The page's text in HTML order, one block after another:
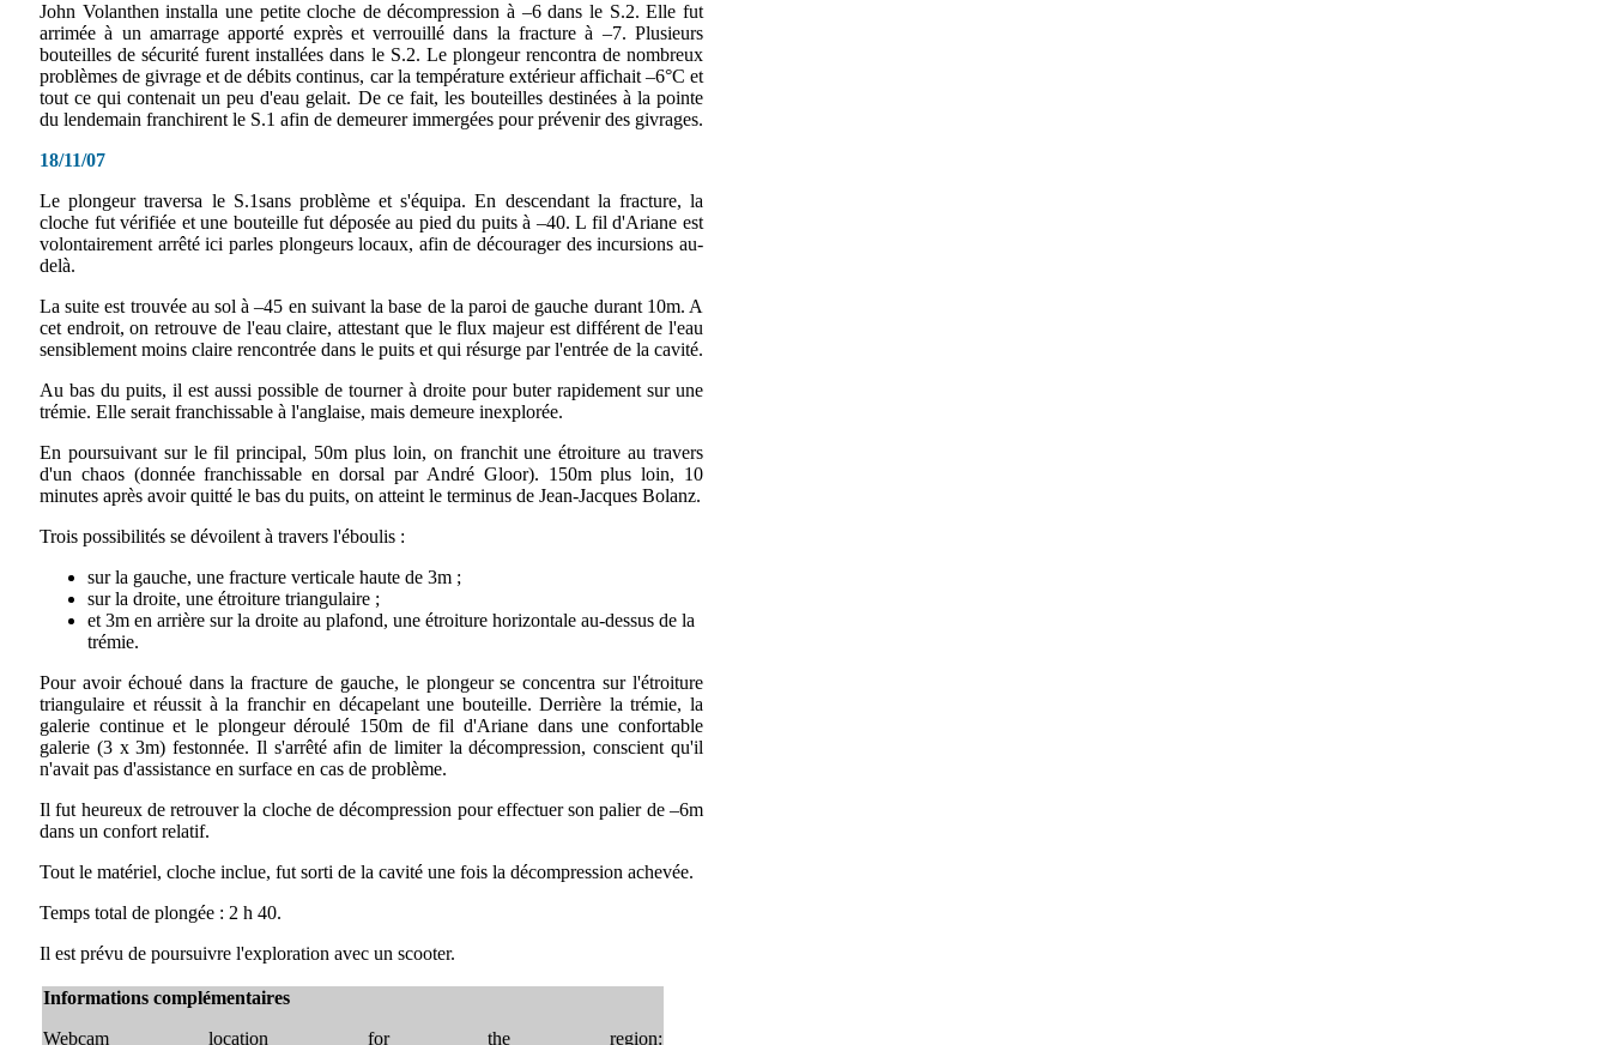
John Volanthen installa une petite cloche de décompression à –6 dans le S.2. Elle fut
arrimée à un amarrage apporté exprès et verrouillé dans la fracture à –7. Plusieurs
bouteilles de sécurité furent installées dans le S.2. Le plongeur rencontra de nombreux
problèmes de givrage et de débits continus, car la température extérieur affichait –6°C et
tout ce qui contenait un peu d'eau gelait. De ce fait, les bouteilles destinées à la pointe
du lendemain franchirent le S.1 afin de demeurer immergées pour prévenir des givrages.
18/11/07
Le plongeur traversa le S.1sans problème et s'équipa. En descendant la fracture, la
cloche fut vérifiée et une bouteille fut déposée au pied du puits à –40. L fil d'Ariane est
volontairement arrêté ici parles plongeurs locaux, afin de décourager des incursions au-
delà.
La suite est trouvée au sol à –45 en suivant la base de la paroi de gauche durant 10m. A
cet endroit, on retrouve de l'eau claire, attestant que le flux majeur est différent de l'eau
sensiblement moins claire rencontrée dans le puits et qui résurge par l'entrée de la cavité.
Au bas du puits, il est aussi possible de tourner à droite pour buter rapidement sur une
trémie. Elle serait franchissable à l'anglaise, mais demeure inexplorée.
En poursuivant sur le fil principal, 50m plus loin, on franchit une étroiture au travers
d'un chaos (donnée franchissable en dorsal par André Gloor). 150m plus loin, 10
minutes après avoir quitté le bas du puits, on atteint le terminus de Jean-Jacques Bolanz.
Trois possibilités se dévoilent à travers l'éboulis :
sur la gauche, une fracture verticale haute de 3m ;
sur la droite, une étroiture triangulaire ;
et 3m en arrière sur la droite au plafond, une étroiture horizontale au-dessus de la
trémie.
Pour avoir échoué dans la fracture de gauche, le plongeur se concentra sur l'étroiture
triangulaire et réussit à la franchir en décapelant une bouteille. Derrière la trémie, la
galerie continue et le plongeur déroulé 150m de fil d'Ariane dans une confortable
galerie (3 x 3m) festonnée. Il s'arrêté afin de limiter la décompression, conscient qu'il
n'avait pas d'assistance en surface en cas de problème.
Il fut heureux de retrouver la cloche de décompression pour effectuer son palier de –6m
dans un confort relatif.
Tout le matériel, cloche inclue, fut sorti de la cavité une fois la décompression achevée.
Temps total de plongée : 2 h 40.
Il est prévu de poursuivre l'exploration avec un scooter.
Informations complémentaires
Webcam location for the region: